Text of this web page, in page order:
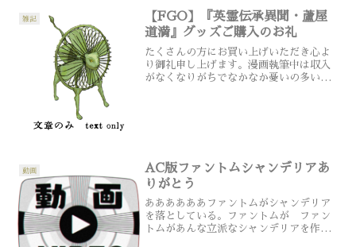
雑記
【FGO】『英霊伝承異聞・蘆屋
道満』グッズご購入のお礼
たくさんの方にお買い上げいただき心よ
り御礼申し上げます。漫画執筆中は収入
がなくなりがちでなかなか憂いの多いこ
動画
AC版ファントムシャンデリアあ
りがとう
ああああああファントムがシャンデリア
を落としている。ファントムが ファン
トムがあんな立派なシャンデリアを作っ